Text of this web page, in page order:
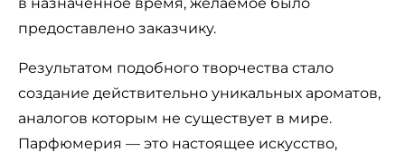
в назначенное время, желаемое было
предоставлено заказчику.
Результатом подобного творчества стало
создание действительно уникальных ароматов,
аналогов которым не существует в мире.
Парфюмерия — это настоящее искусство,